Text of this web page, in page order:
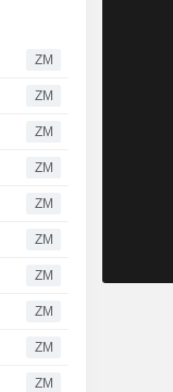
ZM
ZM
ZM
ZM
ZM
ZM
ZM
ZM
ZM
ZM